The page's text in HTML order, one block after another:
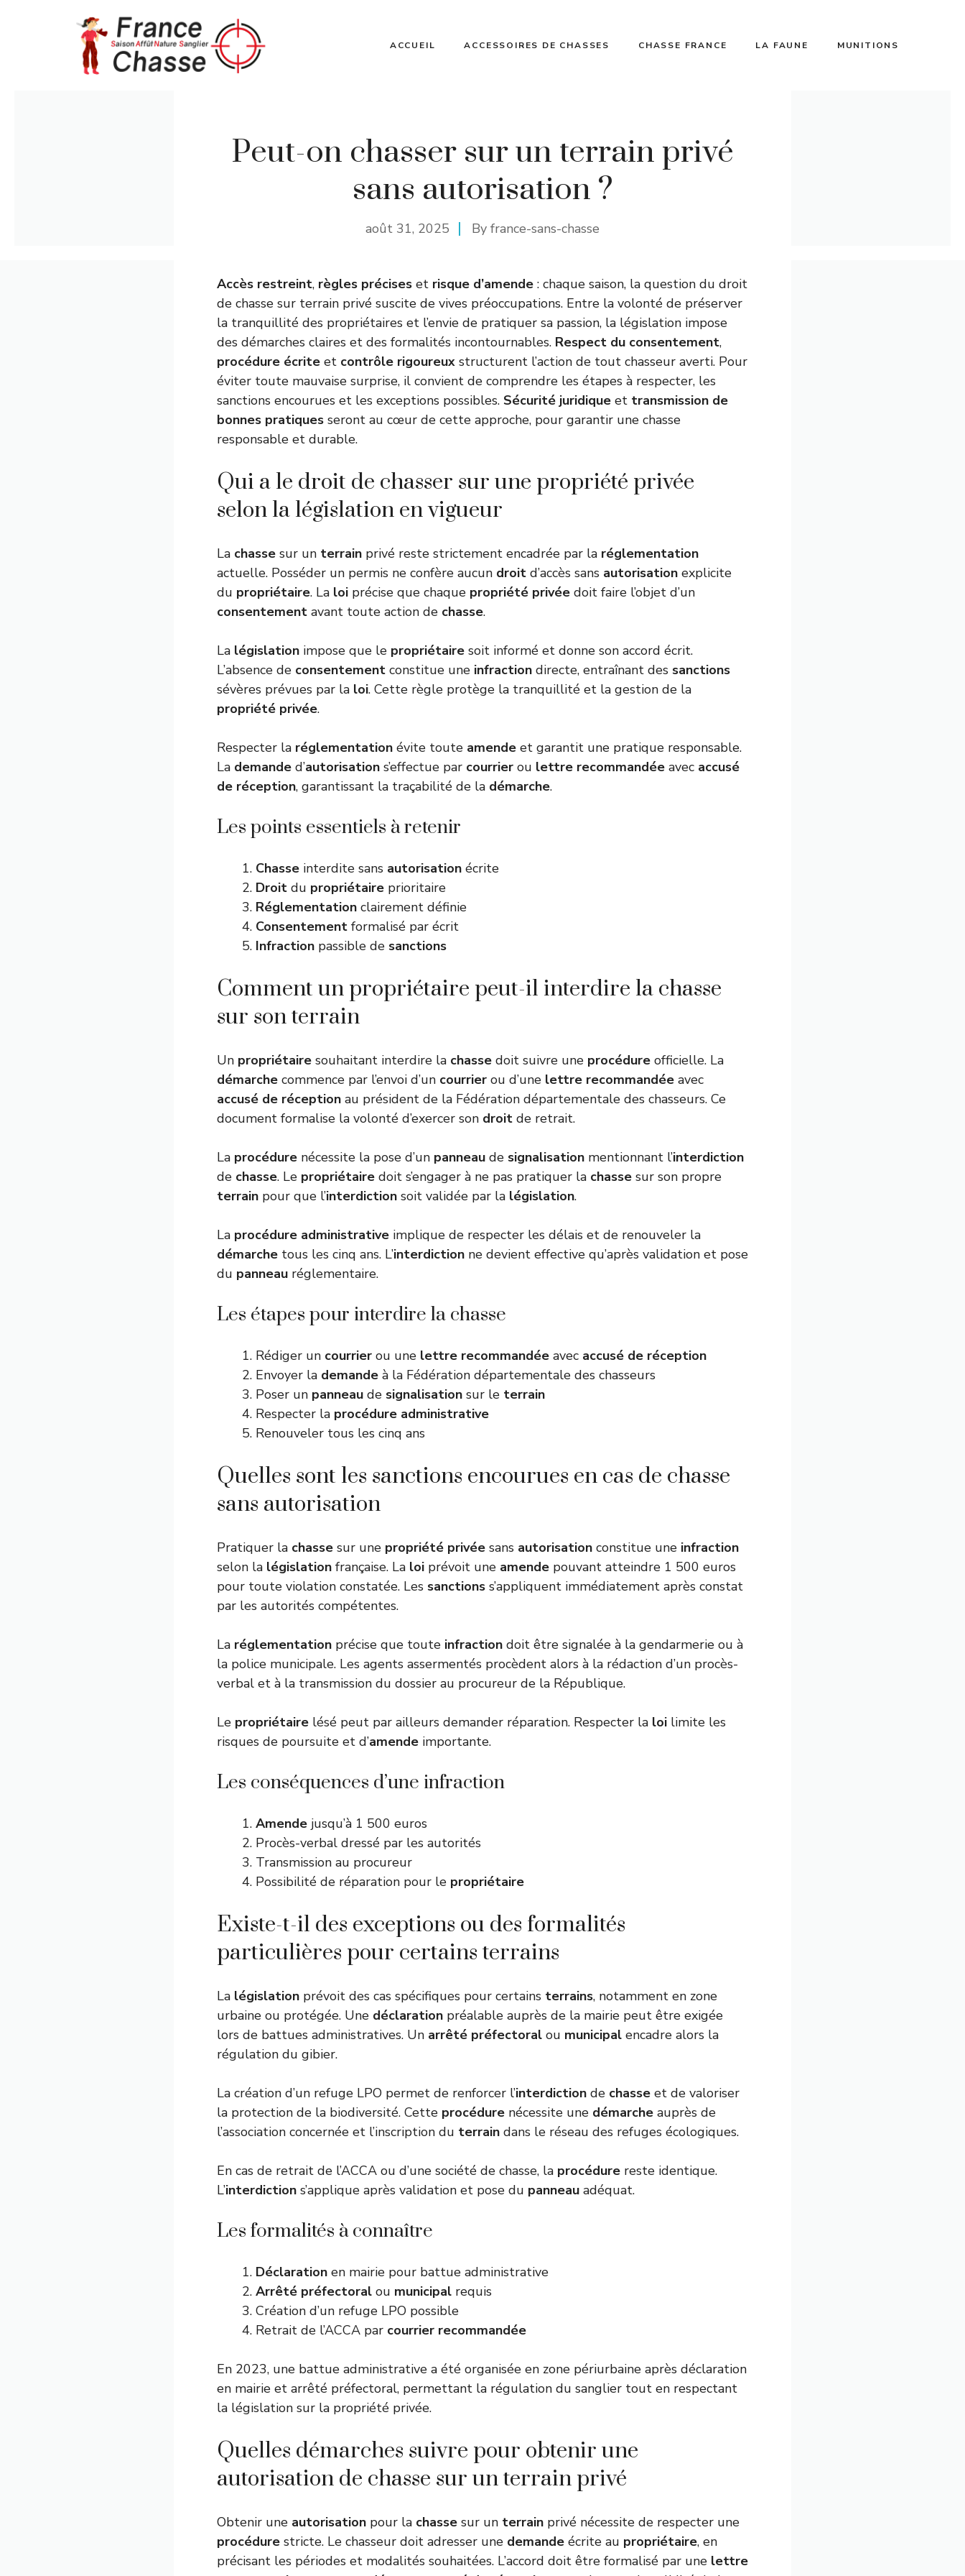
ACCUEIL ACCESSOIRES DE CHASSES CHASSE FRANCE LA FAUNE MUNITIONS
Peut-on chasser sur un terrain privé
sans autorisation ?
août 31, 2025 By france-sans-chasse
Accès restreint, règles précises et risque d’amende : chaque saison, la question du droit
de chasse sur terrain privé suscite de vives préoccupations. Entre la volonté de préserver
la tranquillité des propriétaires et l’envie de pratiquer sa passion, la législation impose
des démarches claires et des formalités incontournables. Respect du consentement,
procédure écrite et contrôle rigoureux structurent l’action de tout chasseur averti. Pour
éviter toute mauvaise surprise, il convient de comprendre les étapes à respecter, les
sanctions encourues et les exceptions possibles. Sécurité juridique et transmission de
bonnes pratiques seront au cœur de cette approche, pour garantir une chasse
responsable et durable.
Qui a le droit de chasser sur une propriété privée
selon la législation en vigueur
La chasse sur un terrain privé reste strictement encadrée par la réglementation
actuelle. Posséder un permis ne confère aucun droit d’accès sans autorisation explicite
du propriétaire. La loi précise que chaque propriété privée doit faire l’objet d’un
consentement avant toute action de chasse.
La législation impose que le propriétaire soit informé et donne son accord écrit.
L’absence de consentement constitue une infraction directe, entraînant des sanctions
sévères prévues par la loi. Cette règle protège la tranquillité et la gestion de la
propriété privée.
Respecter la réglementation évite toute amende et garantit une pratique responsable.
La demande d’autorisation s’effectue par courrier ou lettre recommandée avec accusé
de réception, garantissant la traçabilité de la démarche.
Les points essentiels à retenir
Chasse interdite sans autorisation écrite
Droit du propriétaire prioritaire
Réglementation clairement définie
Consentement formalisé par écrit
Infraction passible de sanctions
Comment un propriétaire peut-il interdire la chasse
sur son terrain
Un propriétaire souhaitant interdire la chasse doit suivre une procédure officielle. La
démarche commence par l’envoi d’un courrier ou d’une lettre recommandée avec
accusé de réception au président de la Fédération départementale des chasseurs. Ce
document formalise la volonté d’exercer son droit de retrait.
La procédure nécessite la pose d’un panneau de signalisation mentionnant l’interdiction
de chasse. Le propriétaire doit s’engager à ne pas pratiquer la chasse sur son propre
terrain pour que l’interdiction soit validée par la législation.
La procédure administrative implique de respecter les délais et de renouveler la
démarche tous les cinq ans. L’interdiction ne devient effective qu’après validation et pose
du panneau réglementaire.
Les étapes pour interdire la chasse
Rédiger un courrier ou une lettre recommandée avec accusé de réception
Envoyer la demande à la Fédération départementale des chasseurs
Poser un panneau de signalisation sur le terrain
Respecter la procédure administrative
Renouveler tous les cinq ans
Quelles sont les sanctions encourues en cas de chasse
sans autorisation
Pratiquer la chasse sur une propriété privée sans autorisation constitue une infraction
selon la législation française. La loi prévoit une amende pouvant atteindre 1 500 euros
pour toute violation constatée. Les sanctions s’appliquent immédiatement après constat
par les autorités compétentes.
La réglementation précise que toute infraction doit être signalée à la gendarmerie ou à
la police municipale. Les agents assermentés procèdent alors à la rédaction d’un procès-
verbal et à la transmission du dossier au procureur de la République.
Le propriétaire lésé peut par ailleurs demander réparation. Respecter la loi limite les
risques de poursuite et d’amende importante.
Les conséquences d’une infraction
Amende jusqu’à 1 500 euros
Procès-verbal dressé par les autorités
Transmission au procureur
Possibilité de réparation pour le propriétaire
Existe-t-il des exceptions ou des formalités
particulières pour certains terrains
La législation prévoit des cas spécifiques pour certains terrains, notamment en zone
urbaine ou protégée. Une déclaration préalable auprès de la mairie peut être exigée
lors de battues administratives. Un arrêté préfectoral ou municipal encadre alors la
régulation du gibier.
La création d’un refuge LPO permet de renforcer l’interdiction de chasse et de valoriser
la protection de la biodiversité. Cette procédure nécessite une démarche auprès de
l’association concernée et l’inscription du terrain dans le réseau des refuges écologiques.
En cas de retrait de l’ACCA ou d’une société de chasse, la procédure reste identique.
L’interdiction s’applique après validation et pose du panneau adéquat.
Les formalités à connaître
Déclaration en mairie pour battue administrative
Arrêté préfectoral ou municipal requis
Création d’un refuge LPO possible
Retrait de l’ACCA par courrier recommandée
En 2023, une battue administrative a été organisée en zone périurbaine après déclaration
en mairie et arrêté préfectoral, permettant la régulation du sanglier tout en respectant
la législation sur la propriété privée.
Quelles démarches suivre pour obtenir une
autorisation de chasse sur un terrain privé
Obtenir une autorisation pour la chasse sur un terrain privé nécessite de respecter une
procédure stricte. Le chasseur doit adresser une demande écrite au propriétaire, en
précisant les périodes et modalités souhaitées. L’accord doit être formalisé par une lettre